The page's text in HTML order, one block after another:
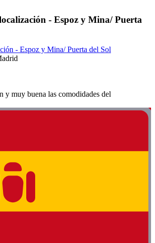
- Espoz y Mina/ Puerta
- Espoz y Mina/ Puerta del Sol
y muy buena las comodidades del